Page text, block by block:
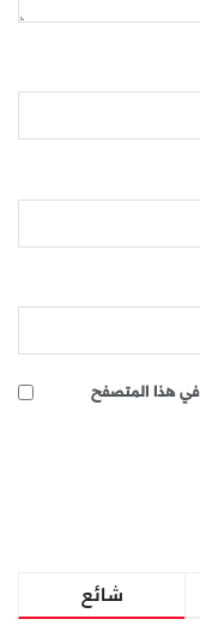
في هذا المتصفح
شائع